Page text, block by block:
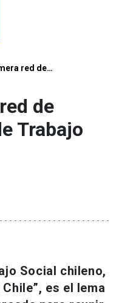
red de…
de
Trabajo
Social chileno,
es el lema